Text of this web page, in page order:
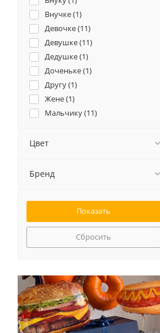
Внучке (1)
Девочке (11)
Девушке (11)
Дедушке (1)
Доченьке (1)
Другу (1)
Жене (1)
Мальчику (11)
Мужу (
Цвет
Бренд
Сбросить